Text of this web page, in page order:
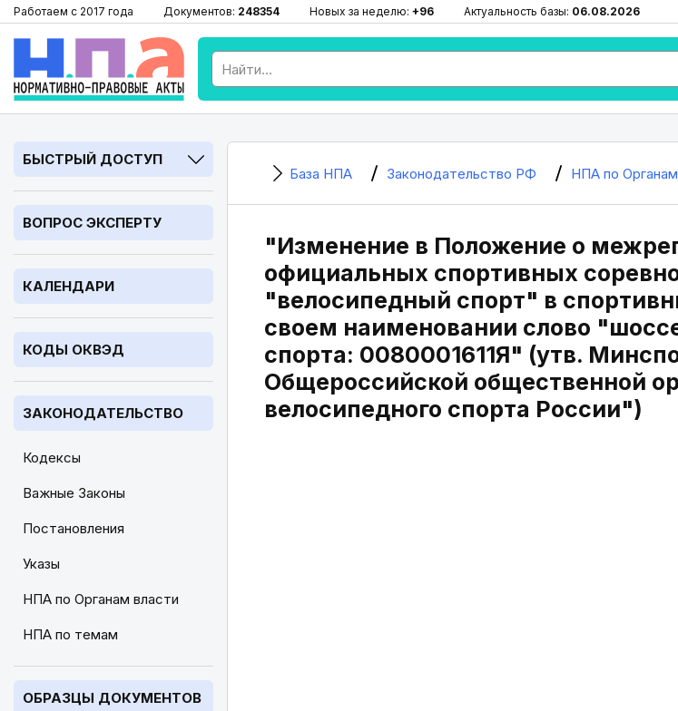
Работаем с 2017 года Документов: 248354 Новых за неделю: +96 Актуальность базы: 06.08.2026
БЫСТРЫЙ ДОСТУП
ВОПРОС ЭКСПЕРТУ
КАЛЕНДАРИ
КОДЫ ОКВЭД
ЗАКОНОДАТЕЛЬСТВО
Кодексы
Важные Законы
Постановления
Указы
НПА по Органам власти
НПА по темам
ОБРАЗЦЫ ДОКУМЕНТОВ
База НПА Законодательство РФ НПА по
"Изменение в Положение о
официальных спортивных
"велосипедный спорт" в
своем наименовании слово
спорта: 0080001611Я" (утв.
Общероссийской общественной
велосипедного спорта России")